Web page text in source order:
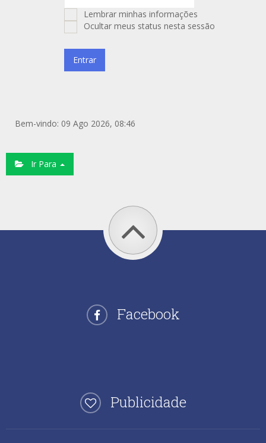
Lembrar minhas informações
Ocultar meus status nesta sessão
Bem-vindo: 09 Ago 2026, 08:46
Ir Para
Facebook
Publicidade